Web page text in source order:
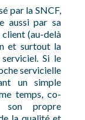
par la SNCF,
aussi par sa
(au-delà
et surtout la
Si le
servicielle
un simple
temps, co-
son propre